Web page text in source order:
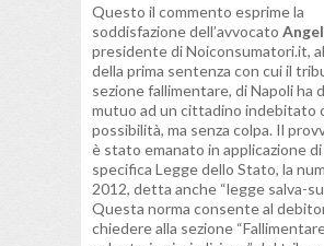
Questo il commento esprime la
soddisfazione dell’avvocato
presidente di Noiconsumatori.it,
della prima sentenza con cui il
sezione fallimentare, di Napoli ha
mutuo ad un cittadino indebitato
possibilità, ma senza colpa. Il
è stato emanato in applicazione di
specifica Legge dello Stato, la
2012, detta anche “legge salva-
Questa norma consente al
chiedere alla sezione